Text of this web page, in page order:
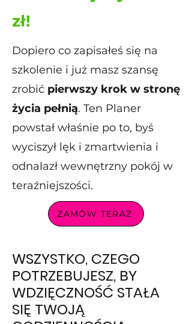
zł!
Dopiero co zapisałeś się na
szkolenie i już masz szansę
zrobić pierwszy krok w stronę
życia pełnią. Ten Planer
powstał właśnie po to, byś
wyciszył lęk i zmartwienia i
odnalazł wewnętrzny pokój w
teraźniejszości.
ZAMÓW TERAZ
WSZYSTKO, CZEGO
POTRZEBUJESZ, BY
WDZIĘCZNOŚĆ STAŁA
SIĘ TWOJĄ